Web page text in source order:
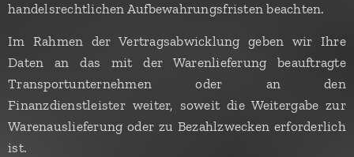
handelsrechtlichen Aufbewahrungsfristen beachten.
Im Rahmen der Vertragsabwicklung geben wir Ihre
Daten an das mit der Warenlieferung beauftragte
Transportunternehmen oder an den
Finanzdienstleister weiter, soweit die Weitergabe zur
Warenauslieferung oder zu Bezahlzwecken erforderlich
ist.